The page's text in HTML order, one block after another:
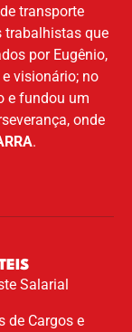
transporte
trabalhistas que
por Eugênio,
visionário; no
e fundou um
onde
.
Salarial
de Cargos e